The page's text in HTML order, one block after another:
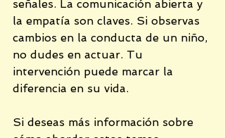
señales. La comunicación abierta y
la empatía son claves. Si observas
cambios en la conducta de un niño,
no dudes en actuar. Tu
intervención puede marcar la
diferencia en su vida.
Si deseas más información sobre